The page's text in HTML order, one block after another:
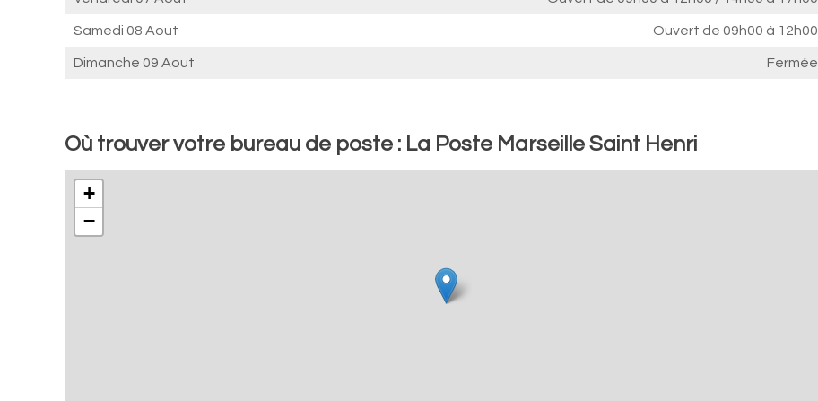
Samedi 08 Aout Ouvert de 09h00 à 12h00
Dimanche 09 Aout Fermée
Où trouver votre bureau de poste : La Poste Marseille Saint Henri
+
−